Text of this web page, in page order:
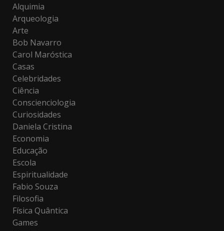
Alquimia
Arqueologia
Arte
Bob Navarro
Carol Maróstica
Casas
Celebridades
Ciência
Conscienciologia
Curiosidades
Daniela Cristina
Economia
Educação
Escola
Espiritualidade
Fabio Souza
Filosofia
Física Quântica
Games